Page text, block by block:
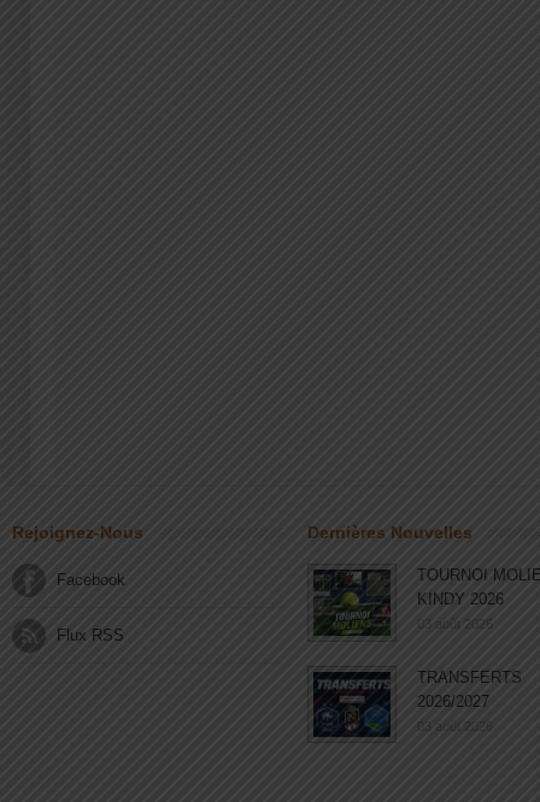
Rejoignez-Nous
Facebook
Flux RSS
Dernières Nouvelles
TOURNOI
KINDY 2026
03 août 2026
TRANSFERTS
2026/2027
03 août 2026